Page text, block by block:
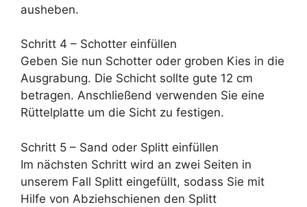
ausheben.
Schritt 4 – Schotter einfüllen
Geben Sie nun Schotter oder groben Kies in die
Ausgrabung. Die Schicht sollte gute 12 cm
betragen. Anschließend verwenden Sie eine
Rüttelplatte um die Sicht zu festigen.
Schritt 5 – Sand oder Splitt einfüllen
Im nächsten Schritt wird an zwei Seiten in
unserem Fall Splitt eingefüllt, sodass Sie mit
Hilfe von Abziehschienen den Splitt